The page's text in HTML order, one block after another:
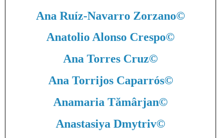
Ana Ruíz-Navarro Zorzano©
Anatolio Alonso Crespo©
Ana Torres Cruz©
Ana Torrijos Caparrós©
Anamaria Tămârjan©
Anastasiya Dmytriv©